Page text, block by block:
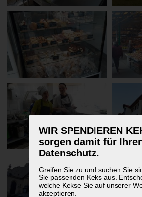
WIR SPENDIEREN
sorgen damit für
Datenschutz.
Greifen Sie zu und suchen Sie
Sie passenden Keks aus.
welche Kekse Sie auf unserer
akzeptieren.